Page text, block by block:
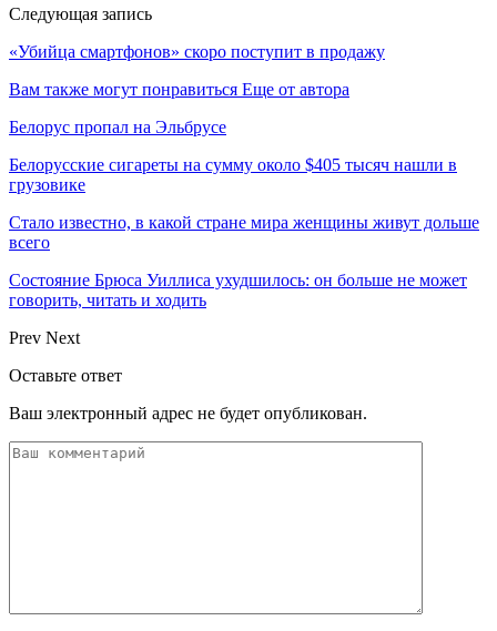
Следующая запись
«Убийца смартфонов» скоро поступит в продажу
Вам также могут понравиться Еще от автора
Белорус пропал на Эльбрусе
Белорусские сигареты на сумму около $405 тысяч нашли в
грузовике
Стало известно, в какой стране мира женщины живут дольше
всего
Состояние Брюса Уиллиса ухудшилось: он больше не может
говорить, читать и ходить
Prev Next
Оставьте ответ
Ваш электронный адрес не будет опубликован.